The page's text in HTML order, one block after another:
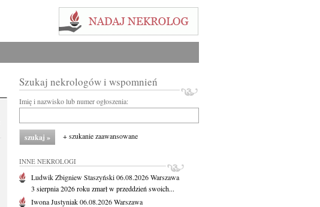
Szukaj nekrologów i wspomnień
Imię i nazwisko lub numer ogłoszenia:
+ szukanie zaawansowane
INNE NEKROLOGI
Ludwik Zbigniew Staszyński06.08.2026Warszawa
3 sierpnia 2026 roku zmarł w przeddzień swoich...
Iwona Justyniak06.08.2026Warszawa